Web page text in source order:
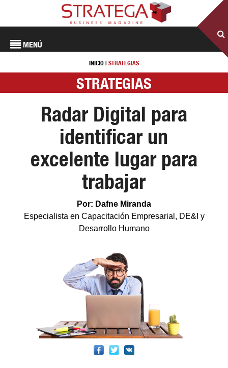
MENÚ
INICIO | STRATEGIAS
STRATEGIAS
Radar Digital para
identificar un
excelente lugar para
trabajar
Por: Dafne Miranda
Especialista en Capacitación Empresarial, DE&I y
Desarrollo Humano